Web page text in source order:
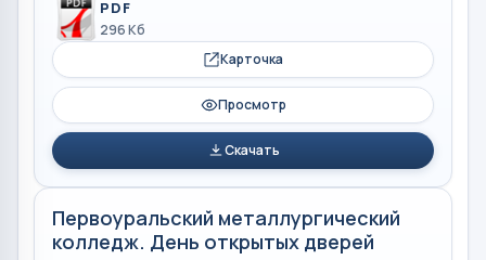
PDF
296 Кб
Карточка
Просмотр
Скачать
Первоуральский металлургический
колледж. День открытых дверей